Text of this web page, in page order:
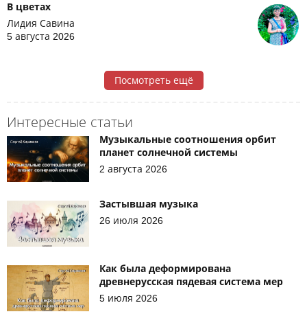
В цветах
Лидия Савина
5 августа 2026
Посмотреть ещё
Интересные статьи
Музыкальные соотношения орбит
планет солнечной системы
2 августа 2026
Застывшая музыка
26 июля 2026
Как была деформирована
древнерусская пядевая система мер
5 июля 2026